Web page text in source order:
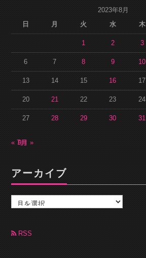
2023年8月
日
月 火 水 木
1 2 3
6 7 8 9 10
13 14 15 16 17
20 21 22 23 24
27 28 29 30 31
« 7月9月 »
アーカイブ
カ
ブ RSS